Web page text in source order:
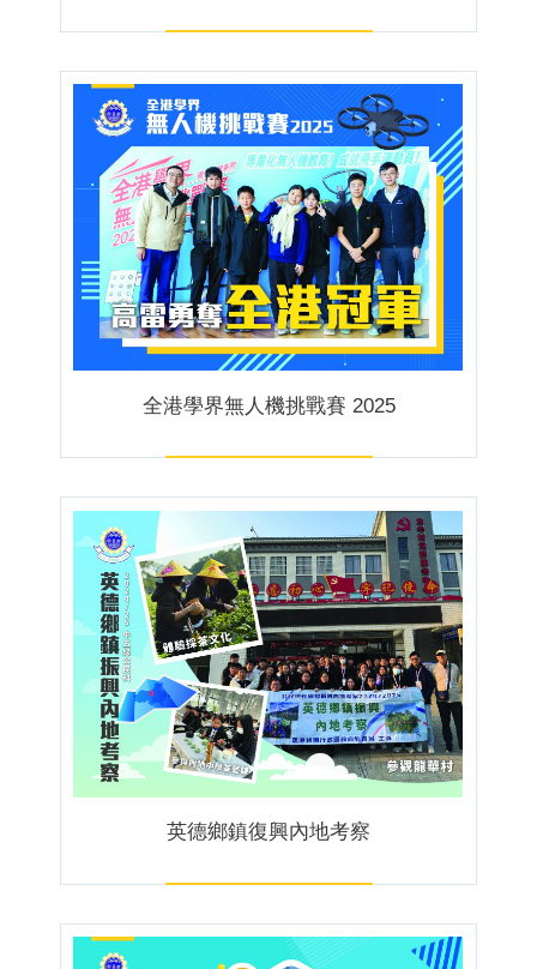
全港學界無人機挑戰賽 2025
英德鄉鎮復興內地考察